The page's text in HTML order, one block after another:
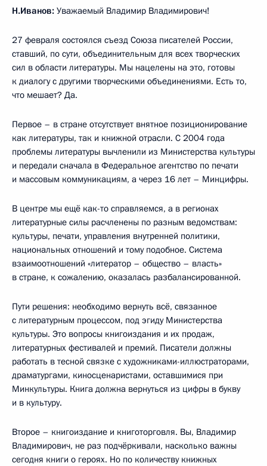
Н.Иванов: Уважаемый Владимир Владимирович!
27 февраля состоялся съезд Союза писателей России,
ставший, по сути, объединительным для всех творческих
сил в области литературы. Мы нацелены на это, готовы
к диалогу с другими творческими объединениями. Есть то,
что мешает? Да.
Первое – в стране отсутствует внятное позиционирование
как литературы, так и книжной отрасли. С 2004 года
проблемы литературы вычленили из Министерства культуры
и передали сначала в Федеральное агентство по печати
и массовым коммуникациям, а через 16 лет – Минцифры.
В центре мы ещё как-то справляемся, а в регионах
литературные силы расчленены по разным ведомствам:
культуры, печати, управления внутренней политики,
национальных отношений и тому подобное. Система
взаимоотношений «литератор – общество – власть»
в стране, к сожалению, оказалась разбалансированной.
Пути решения: необходимо вернуть всё, связанное
с литературным процессом, под эгиду Министерства
культуры. Это вопросы книгоиздания и их продаж,
литературных фестивалей и премий. Писатели должны
работать в тесной связке с художниками-иллюстраторами,
драматургами, киносценаристами, оставшимися при
Минкультуры. Книга должна вернуться из цифры в букву
и в культуру.
Второе – книгоиздание и книготорговля. Вы, Владимир
Владимирович, не раз подчёркивали, насколько важны
сегодня книги о героях. Но по количеству книжных